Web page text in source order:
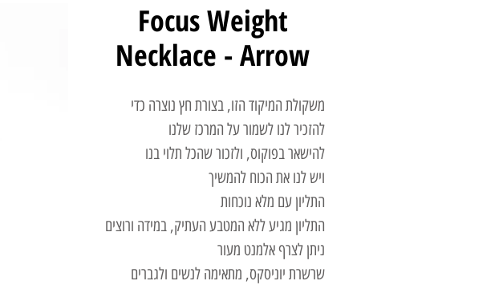
Focus Weight
Necklace - Arrow
משקולת המיקוד הזו, בצורת חץ נוצרה כדי
להזכיר לנו לשמור על המרכז שלנו
להישאר בפוקוס, ולזכור שהכל תלוי בנו
ויש לנו את הכוח להמשיך
התליון עם מלא נוכחות
התליון מגיע ללא המטבע העתיק, במידה ורוצים
ניתן לצרף אלמנט מעור
שרשרת יוניסקס, מתאימה לנשים ולגברים